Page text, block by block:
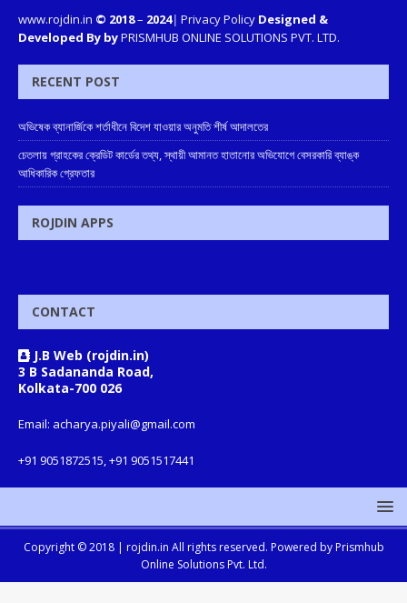
www.rojdin.in © 2018– 2024| Privacy Policy Designed &
Developed By byPRISMHUB ONLINE SOLUTIONS PVT. LTD.
RECENT POST
অভিষেক ব্যানার্জিকে শর্তাধীনে বিদেশ যাওয়ার অনুমতি শীর্ষ আদালতের
চেতলায় গ্রাহকের ক্রেডিট কার্ডের তথ্য, স্থায়ী আমানত হাতানোর অভিযোগে বেসরকারি ব্যাঙ্ক
আধিকারিক গ্রেফতার
ROJDIN APPS
CONTACT
J.B Web (rojdin.in)
3 B Sadananda Road,
Kolkata-700 026
Email: acharya.piyali@gmail.com
+91 9051872515, +91 9051517441
Copyright © 2018 | rojdin.in All rights reserved. Powered by Prismhub
Online Solutions Pvt. Ltd.